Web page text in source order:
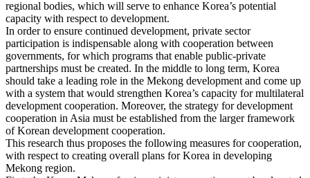
regional bodies, which will serve to enhance Korea’s potential
capacity with respect to development.
In order to ensure continued development, private sector
participation is indispensable along with cooperation between
governments, for which programs that enable public-private
partnerships must be created. In the middle to long term, Korea
should take a leading role in the Mekong development and come up
with a system that would strengthen Korea’s capacity for multilateral
development cooperation. Moreover, the strategy for development
cooperation in Asia must be established from the larger framework
of Korean development cooperation.
This research thus proposes the following measures for cooperation,
with respect to creating overall plans for Korea in developing
Mekong region.